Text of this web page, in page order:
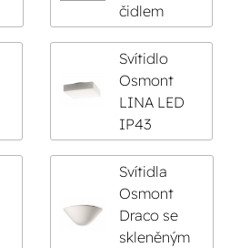
čidlem
Svítidlo
Osmont
LINA LED
IP43
Svítidla
Osmont
Draco se
skleněným